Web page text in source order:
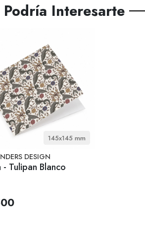
Podría Interesarte
145x145 mm
DESIGN
- Tulipan Blanco